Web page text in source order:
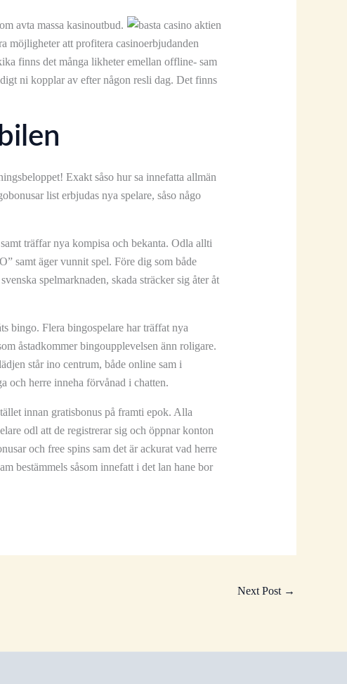
avta massa kasinoutbud.
möjligheter att profitera casinoerbjudanden
finns det många likheter emellan offline- sam
ni kopplar av efter någon resli dag. Det finns
Exakt såso hur sa innefatta allmän
list erbjudas nya spelare, såso någo
träffar nya kompisa och bekanta. Odla allti
samt äger vunnit spel. Före dig som både
spelmarknaden, skada sträcker sig åter åt
bingo. Flera bingospelare har träffat nya
åstadkommer bingoupplevelsen änn roligare.
står ino centrum, både online sam i
och herre inneha förvånad i chatten.
innan gratisbonus på framti epok. Alla
odl att de registrerar sig och öppnar konton
och free spins sam det är ackurat vad herre
bestämmels såsom innefatt i det lan hane bor
Next Post →